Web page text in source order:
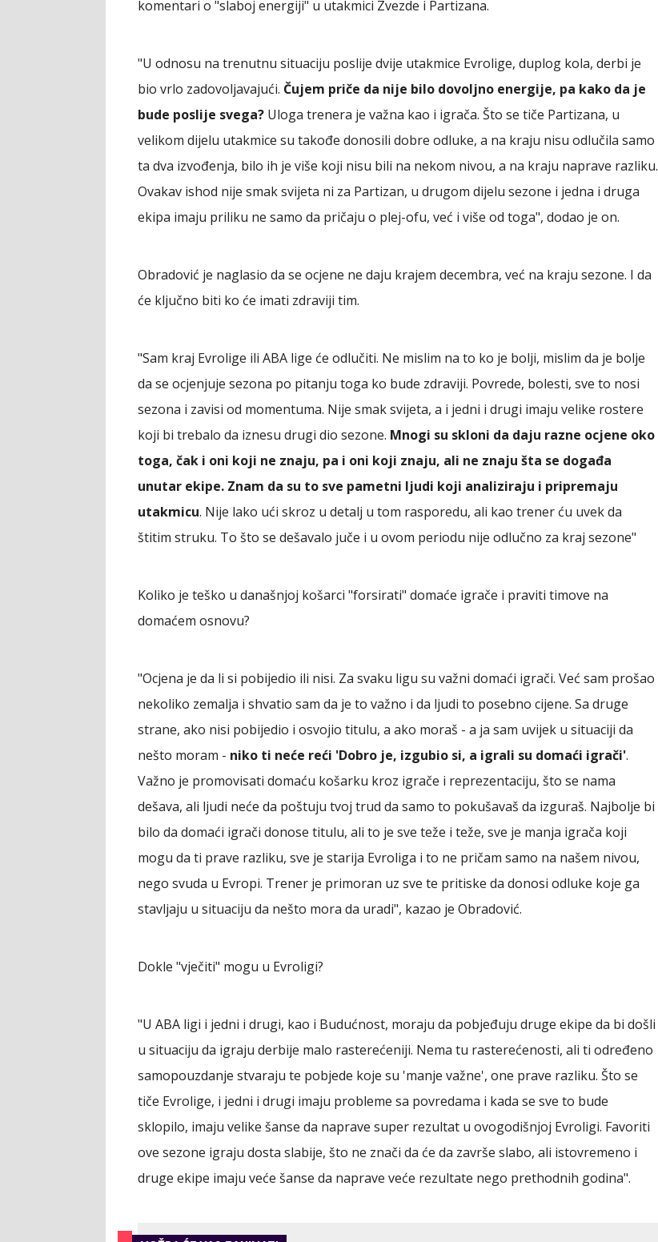
komentari o "slaboj energiji" u utakmici Zvezde i Partizana.
"U odnosu na trenutnu situaciju poslije dvije utakmice Evrolige, duplog kola, derbi je
bio vrlo zadovoljavajući. Čujem priče da nije bilo dovoljno energije, pa kako da je
bude poslije svega? Uloga trenera je važna kao i igrača. Što se tiče Partizana, u
velikom dijelu utakmice su takođe donosili dobre odluke, a na kraju nisu odlučila samo
ta dva izvođenja, bilo ih je više koji nisu bili na nekom nivou, a na kraju naprave razliku.
Ovakav ishod nije smak svijeta ni za Partizan, u drugom dijelu sezone i jedna i druga
ekipa imaju priliku ne samo da pričaju o plej-ofu, već i više od toga", dodao je on.
Obradović je naglasio da se ocjene ne daju krajem decembra, već na kraju sezone. I da
će ključno biti ko će imati zdraviji tim.
"Sam kraj Evrolige ili ABA lige će odlučiti. Ne mislim na to ko je bolji, mislim da je bolje
da se ocjenjuje sezona po pitanju toga ko bude zdraviji. Povrede, bolesti, sve to nosi
sezona i zavisi od momentuma. Nije smak svijeta, a i jedni i drugi imaju velike rostere
koji bi trebalo da iznesu drugi dio sezone. Mnogi su skloni da daju razne ocjene oko
toga, čak i oni koji ne znaju, pa i oni koji znaju, ali ne znaju šta se događa
unutar ekipe. Znam da su to sve pametni ljudi koji analiziraju i pripremaju
utakmicu. Nije lako ući skroz u detalj u tom rasporedu, ali kao trener ću uvek da
štitim struku. To što se dešavalo juče i u ovom periodu nije odlučno za kraj sezone"
Koliko je teško u današnjoj košarci "forsirati" domaće igrače i praviti timove na
domaćem osnovu?
"Ocjena je da li si pobijedio ili nisi. Za svaku ligu su važni domaći igrači. Već sam prošao
nekoliko zemalja i shvatio sam da je to važno i da ljudi to posebno cijene. Sa druge
strane, ako nisi pobijedio i osvojio titulu, a ako moraš - a ja sam uvijek u situaciji da
nešto moram - niko ti neće reći 'Dobro je, izgubio si, a igrali su domaći igrači'.
Važno je promovisati domaću košarku kroz igrače i reprezentaciju, što se nama
dešava, ali ljudi neće da poštuju tvoj trud da samo to pokušavaš da izguraš. Najbolje bi
bilo da domaći igrači donose titulu, ali to je sve teže i teže, sve je manja igrača koji
mogu da ti prave razliku, sve je starija Evroliga i to ne pričam samo na našem nivou,
nego svuda u Evropi. Trener je primoran uz sve te pritiske da donosi odluke koje ga
stavljaju u situaciju da nešto mora da uradi", kazao je Obradović.
Dokle "vječiti" mogu u Evroligi?
"U ABA ligi i jedni i drugi, kao i Budućnost, moraju da pobjeđuju druge ekipe da bi došli
u situaciju da igraju derbije malo rasterećeniji. Nema tu rasterećenosti, ali ti određeno
samopouzdanje stvaraju te pobjede koje su 'manje važne', one prave razliku. Što se
tiče Evrolige, i jedni i drugi imaju probleme sa povredama i kada se sve to bude
sklopilo, imaju velike šanse da naprave super rezultat u ovogodišnjoj Evroligi. Favoriti
ove sezone igraju dosta slabije, što ne znači da će da završe slabo, ali istovremeno i
druge ekipe imaju veće šanse da naprave veće rezultate nego prethodnih godina".